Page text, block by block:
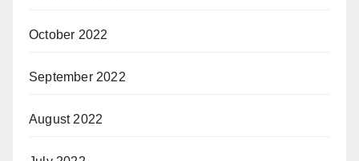
October 2022
September 2022
August 2022